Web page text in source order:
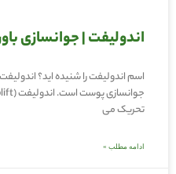
اندولیفت | جوانسازی
اسم اندولیفت را شنیده اید؟
تحریک می
ادامه مطلب »